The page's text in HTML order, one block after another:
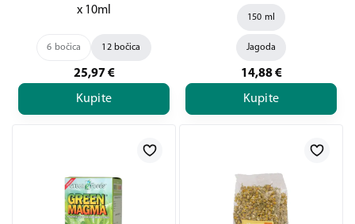
x 10ml
6 bočica 12 bočica
25,97 €
Kupite
150 ml
Jagoda
14,88 €
Kupite